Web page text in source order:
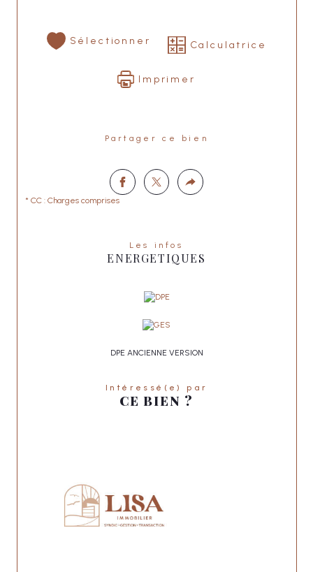
Sélectionner Calculatrice
Imprimer
Partager ce bien
* CC : Charges comprises
Les infos
ENERGETIQUES
DPE ANCIENNE VERSION
Intéressé(e) par
CE BIEN ?